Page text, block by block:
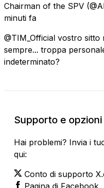
Chairman of the SPV
minuti fa
@TIM_Official vostro
sempre... troppa
indeterminato?
Supporto e
Hai problemi? Invia i
qui:
Conto di supporto
Pagina di Facebook